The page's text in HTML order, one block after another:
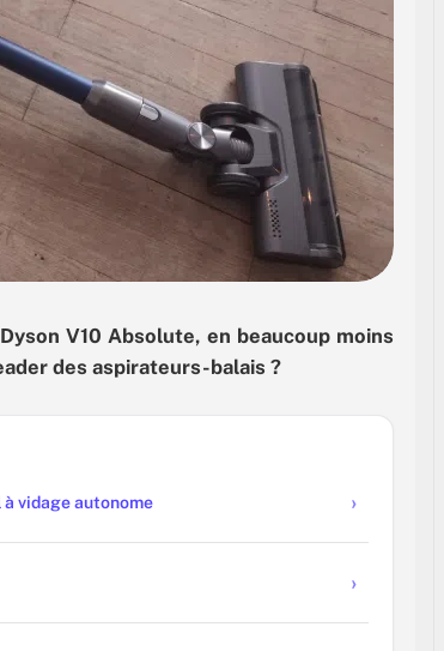
V10 Absolute, en beaucoup moins
des aspirateurs-balais ?
à vidage autonome